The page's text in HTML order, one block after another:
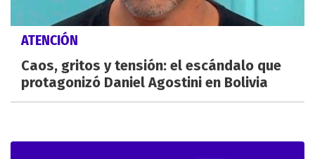
ATENCIÓN
Caos, gritos y tensión: el escándalo que
protagonizó Daniel Agostini en Bolivia